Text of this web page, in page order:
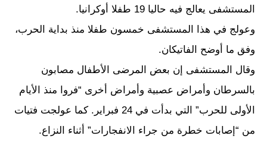
المستشفى يعالج فيه حاليا 19 طفلا أوكرانيا.
وعولج في هذا المستشفى خمسون طفلا منذ بداية الحرب،
وفق ما أوضح الفاتيكان.
وقال المستشفى إن بعض المرضى الأطفال مصابون
بالسرطان وأمراض عصبية وأمراض أخرى “فروا منذ الأيام
الأولى للحرب” التي بدأت في 24 فبراير. كما عولجت فتيات
من “إصابات خطرة من جراء الانفجارات” أثناء النزاع.